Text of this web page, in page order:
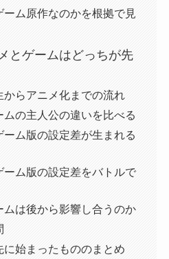
ーム原作なのかを根拠で見
とゲームはどっちが先
からアニメ化までの流れ
ムの主人公の違いを比べる
ーム版の設定差が生まれる
ーム版の設定差をバトルで
ムは後から影響し合うのか
に始まったもののまとめ